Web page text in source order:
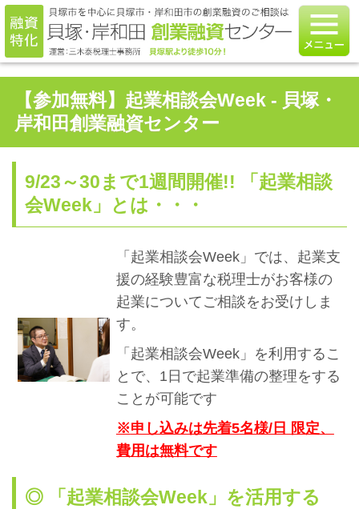
【参加無料】起業相談会Week - 貝塚・
岸和田創業融資センター
9/23～30まで1週間開催!! 「起業相談
会Week」とは・・・
「起業相談会Week」では、起業支
援の経験豊富な税理士がお客様の
起業についてご相談をお受けしま
す。
「起業相談会Week」を利用するこ
とで、1日で起業準備の整理をする
ことが可能です
※申し込みは先着5名様/日 限定、
費用は無料です
◎ 「起業相談会Week」を活用する